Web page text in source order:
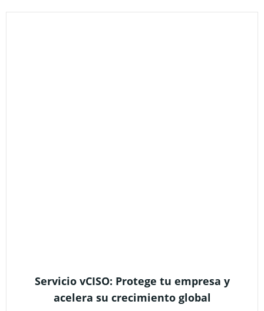
Servicio vCISO: Protege tu empresa y
acelera su crecimiento global